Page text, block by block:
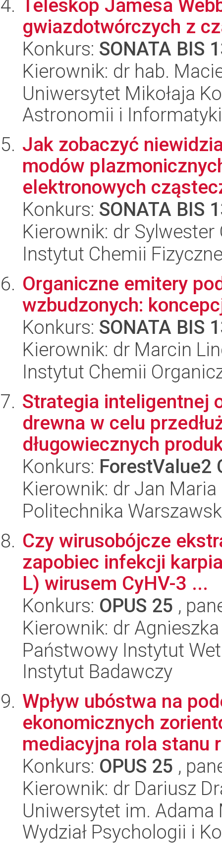
Teleskop Jamesa
gwiazdotwórczych z
Konkurs: SONATA BIS
Kierownik: dr hab.
Uniwersytet Mikołaja
Astronomii i
Jak zobaczyć
modów
elektronowych
Konkurs: SONATA BIS
Kierownik: dr
Instytut Chemii
Organiczne emitery
wzbudzonych:
Konkurs: SONATA BIS
Kierownik: dr Marcin
Instytut Chemii
Strategia inteligentnej
drewna w celu
długowiecznych
Konkurs: ForestValue2
Kierownik: dr Jan Maria
Politechnika
Czy wirusobójcze
zapobiec infekcji
L) wirusem CyHV-3 ...
Konkurs: OPUS 25 ,
Kierownik: dr
Państwowy Instytut
Instytut Badawczy
Wpływ ubóstwa na
ekonomicznych
mediacyjna rola stanu
Konkurs: OPUS 25 ,
Kierownik: dr Dariusz
Uniwersytet im.
Wydział Psychologii i